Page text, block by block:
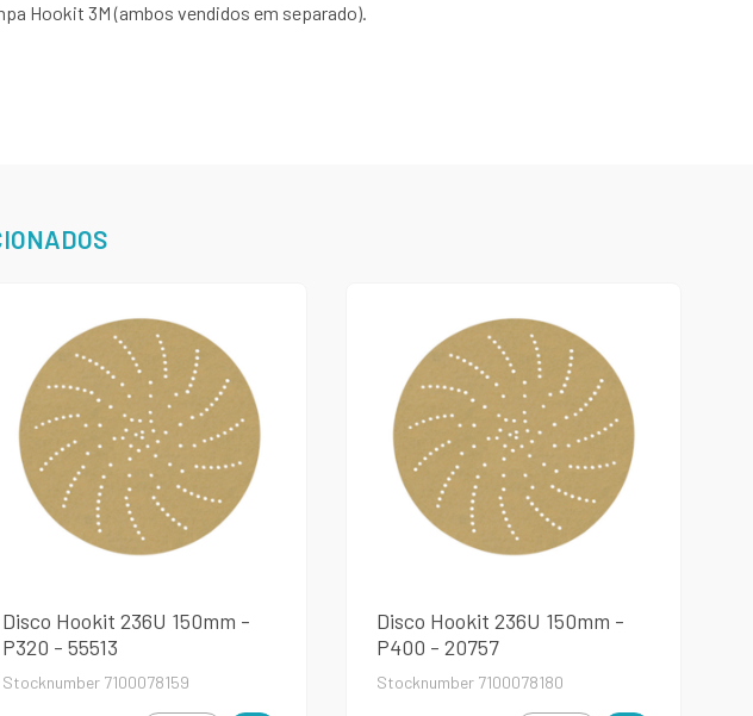
Hookit 3M (ambos vendidos em separado).
Disco Hookit 236U 150mm -
P320 - 55513
Stocknumber 7100078159
Disco Hookit 236U 150mm -
P400 - 20757
Stocknumber 7100078180